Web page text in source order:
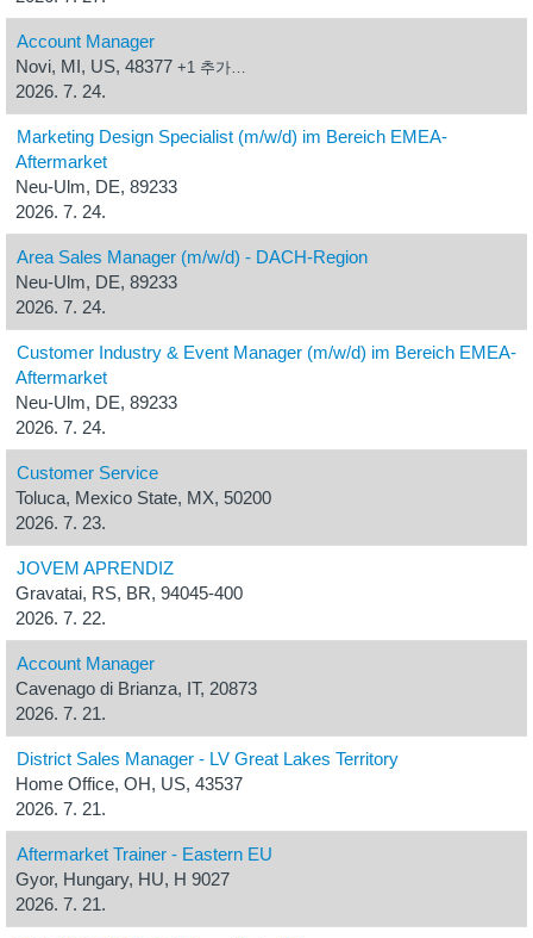
Account Manager
Novi, MI, US, 48377 +1 추가…
2026. 7. 24.
Marketing Design Specialist (m/w/d) im Bereich EMEA-
Aftermarket
Neu-Ulm, DE, 89233
2026. 7. 24.
Area Sales Manager (m/w/d) - DACH-Region
Neu-Ulm, DE, 89233
2026. 7. 24.
Customer Industry & Event Manager (m/w/d) im Bereich EMEA-
Aftermarket
Neu-Ulm, DE, 89233
2026. 7. 24.
Customer Service
Toluca, Mexico State, MX, 50200
2026. 7. 23.
JOVEM APRENDIZ
Gravatai, RS, BR, 94045-400
2026. 7. 22.
Account Manager
Cavenago di Brianza, IT, 20873
2026. 7. 21.
District Sales Manager - LV Great Lakes Territory
Home Office, OH, US, 43537
2026. 7. 21.
Aftermarket Trainer - Eastern EU
Gyor, Hungary, HU, H 9027
2026. 7. 21.